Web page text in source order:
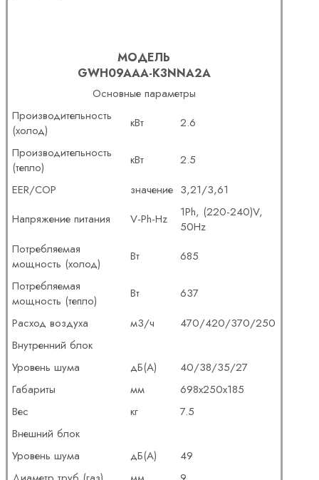
МОДЕЛЬ
GWH09AAA-K3NNA2A
Основные параметры
Производительность
(холод)
кВт
2.6
Производительность
(тепло)
кВт
2.5
EER/COP
значение 3,21/3,61
Напряжение питания
V-Ph-Hz
1Ph, (220-240)V,
50Hz
Потребляемая
мощность (холод)
Вт
685
Потребляемая
мощность (тепло)
Вт
637
Расход воздуха
м3/ч
470/420/370/250
Внутренний блок
Уровень шума
дБ(А)
40/38/35/27
Габариты
мм
698x250x185
Вес
кг
7.5
Внешний блок
Уровень шума
дБ(А)
49